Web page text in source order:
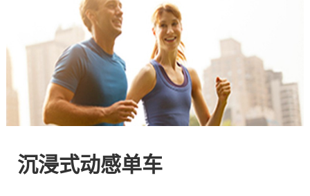
注
HIIT
燃
沉浸式动感单车